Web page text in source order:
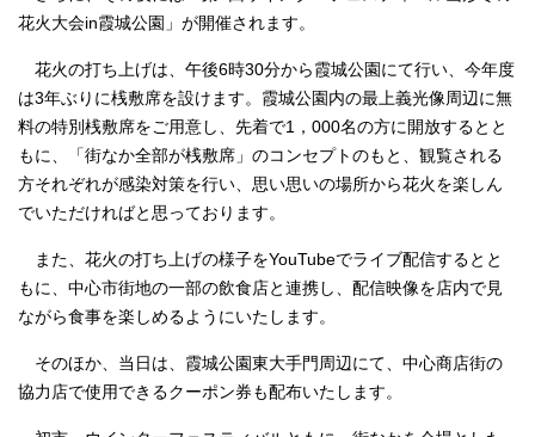
花火大会in霞城公園」が開催されます。
花火の打ち上げは、午後6時30分から霞城公園にて行い、今年度
は3年ぶりに桟敷席を設けます。霞城公園内の最上義光像周辺に無
料の特別桟敷席をご用意し、先着で1，000名の方に開放するとと
もに、「街なか全部が桟敷席」のコンセプトのもと、観覧される
方それぞれが感染対策を行い、思い思いの場所から花火を楽しん
でいただければと思っております。
また、花火の打ち上げの様子をYouTubeでライブ配信するとと
もに、中心市街地の一部の飲食店と連携し、配信映像を店内で見
ながら食事を楽しめるようにいたします。
そのほか、当日は、霞城公園東大手門周辺にて、中心商店街の
協力店で使用できるクーポン券も配布いたします。